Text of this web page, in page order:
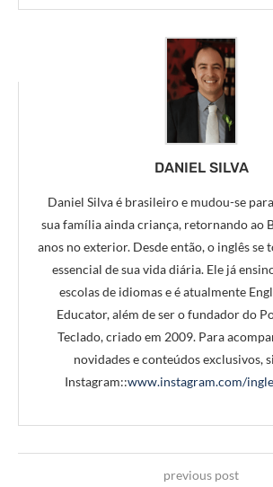
DANIEL SILVA
Daniel Silva é brasileiro e mudou-se
sua família ainda criança, retornando ao
anos no exterior. Desde então, o inglês se
essencial de sua vida diária. Ele já
escolas de idiomas e é atualmente
Educator, além de ser o fundador do
Teclado, criado em 2009. Para
novidades e conteúdos exclusivos,
Instagram::www.instagram.com/
previous post